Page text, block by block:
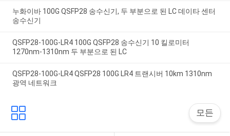
누화이바 100G QSFP28 송수신기, 두 부분으로 된 LC 데이타 센터
송수신기
QSFP28-100G-LR4 100G QSFP28 송수신기 10 킬로미터
1270nm-1310nm 두 부분으로 된 LC
QSFP28-100G-LR4 QSFP28 100G LR4 트랜시버 10km 1310nm
광역 네트워크
모든